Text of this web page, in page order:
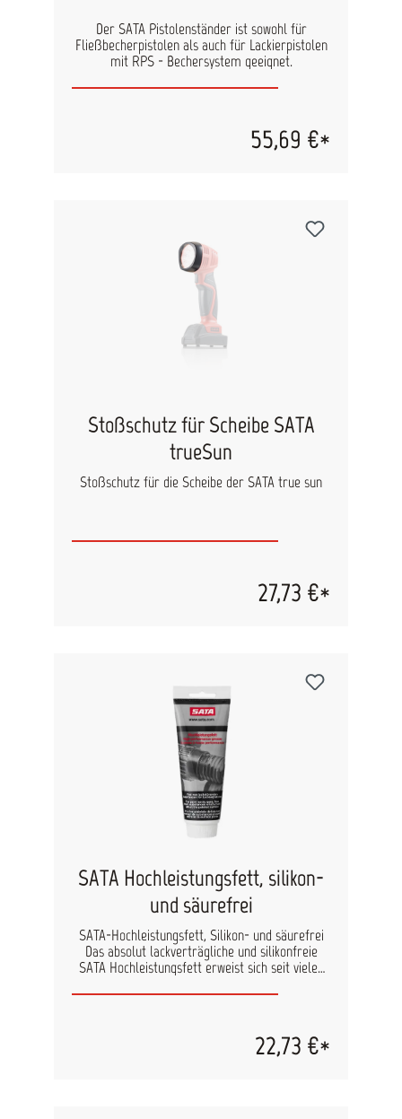
Der SATA Pistolenständer ist sowohl für
Fließbecherpistolen als auch für Lackierpistolen
mit RPS - Bechersystem geeignet.
55,69 €*
Stoßschutz für Scheibe SATA
trueSun
Stoßschutz für die Scheibe der SATA true sun
27,73 €*
SATA Hochleistungsfett, silikon-
und säurefrei
SATA-Hochleistungsfett, Silikon- und säurefrei
Das absolut lackverträgliche und silikonfreie
SATA Hochleistungsfett erweist sich seit vielen
beweglichen Teile bzw. auch an Gewinden in
gewährleistet auch nach vielen Jahren die
22,73 €*